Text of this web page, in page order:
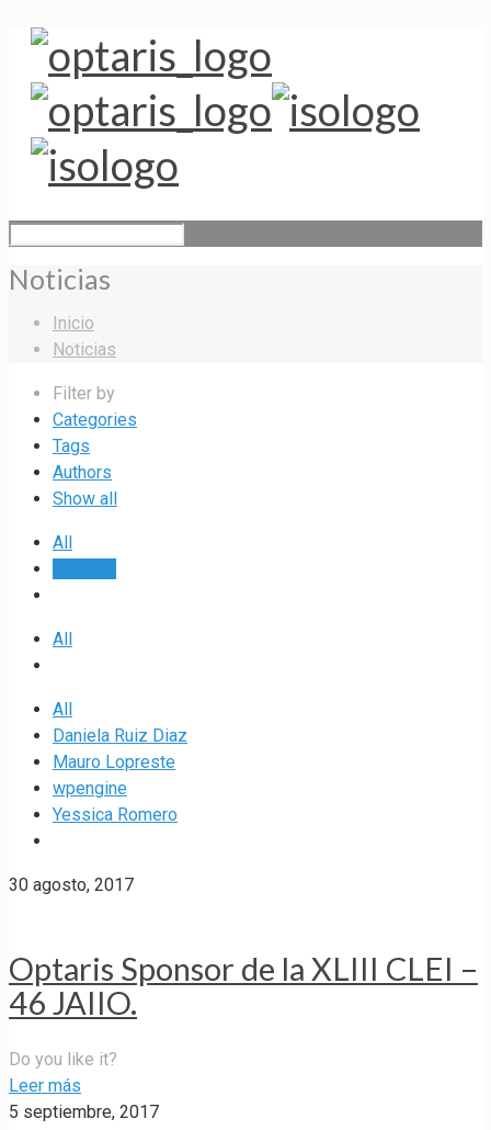
Noticias
Inicio
Noticias
Filter by
Categories
Tags
Authors
Show all
All
All
All
Daniela Ruiz Diaz
Mauro Lopreste
wpengine
Yessica Romero
30 agosto, 2017
Optaris Sponsor de la XLIII CLEI –
46 JAIIO.
Do you like it?
Leer más
5 septiembre, 2017